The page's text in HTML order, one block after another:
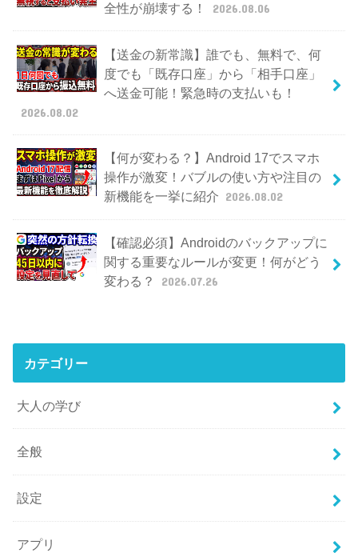
全性が崩壊する！ 2026.08.06
【送金の新常識】誰でも、無料で、何
度でも「既存口座」から「相手口座」
へ送金可能！緊急時の支払いも！
2026.08.02
【何が変わる？】Android 17でスマホ
操作が激変！バブルの使い方や注目の
新機能を一挙に紹介 2026.08.02
【確認必須】Androidのバックアップに
関する重要なルールが変更！何がどう
変わる？
2026.07.26
カテゴリー
大人の学び
全般
設定
アプリ